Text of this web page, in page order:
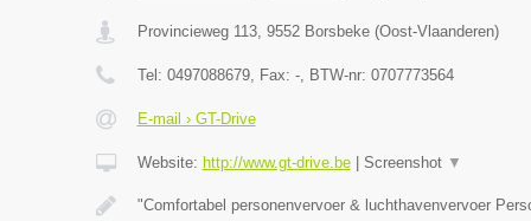
Provincieweg 113, 9552 Borsbeke(Oost-Vlaanderen)
Tel: 0497088679, Fax: -, BTW-nr: 0707773564
E-mail › GT-Drive
Website: http://www.gt-drive.be| Screenshot ▼
"Comfortabel personenvervoer & luchthavenvervoer